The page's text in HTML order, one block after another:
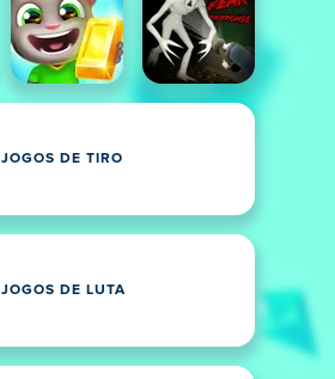
JOGOS DE TIRO
JOGOS DE LUTA